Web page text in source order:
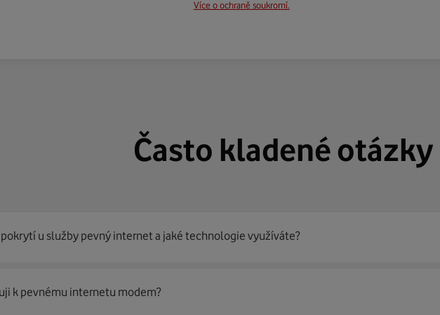
Více o ochraně soukromí.
Často kladené otázky
pokrytí u služby pevný internet a jaké technologie využíváte?
můžeme nabídnout99 % českých domácností
prostřednictvím několika
k pevnému internetu modem?